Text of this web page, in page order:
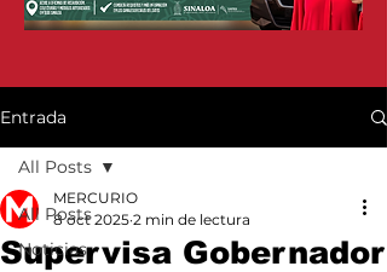
Entrada
All Posts
Noticias
All Posts
Supervisa Gobernador
MERCURIO
8 oct 2025 2 min de lectura